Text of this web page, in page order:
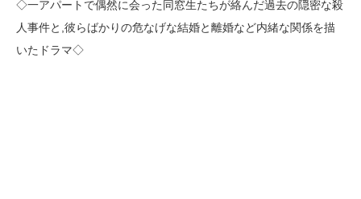
◇一アパートで偶然に会った同窓生たちが絡んだ過去の隠密な殺
人事件と,彼らばかりの危なげな結婚と離婚など内緒な関係を描
いたドラマ◇